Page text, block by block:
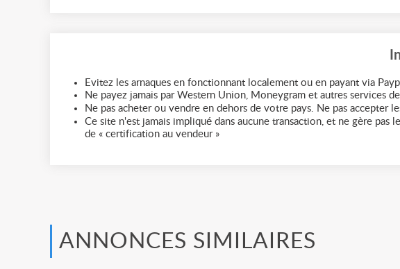
Evitez les arnaques en fonctionnant localement ou en payant via
Ne payez jamais par Western Union, Moneygram et autres services
Ne pas acheter ou vendre en dehors de votre pays. Ne pas accepter
Ce site n'est jamais impliqué dans aucune transaction, et ne gère pas
de « certification au vendeur »
ANNONCES SIMILAIRES